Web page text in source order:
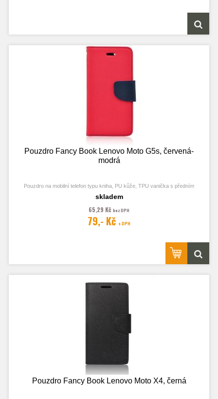
Pouzdro Fancy Book Lenovo Moto G5s, červená-
modrá
Pouzdro na mobilní telefon typu kniha, PU kůže, TPU vanička s předním
Obrázek je pouze ilustrační a zobrazuje Stejná Pouzdra pro jiný model
skladem
65,29 Kč bez DPH
79,- Kč s DPH
Pouzdro Fancy Book Lenovo Moto X4, černá